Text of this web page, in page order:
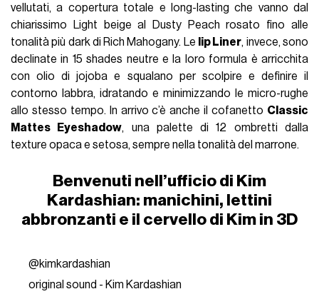
vellutati, a copertura totale e long-lasting che vanno dal
chiarissimo Light beige al Dusty Peach rosato fino alle
tonalità più dark di Rich Mahogany. Le lip Liner, invece, sono
declinate in 15 shades neutre e la loro formula è arricchita
con olio di jojoba e squalano per scolpire e definire il
contorno labbra, idratando e minimizzando le micro-rughe
allo stesso tempo. In arrivo c’è anche il cofanetto Classic
Mattes Eyeshadow, una palette di 12 ombretti dalla
texture opaca e setosa, sempre nella tonalità del marrone.
Benvenuti nell’ufficio di Kim
Kardashian: manichini, lettini
abbronzanti e il cervello di Kim in 3D
@kimkardashian
original sound - Kim Kardashian